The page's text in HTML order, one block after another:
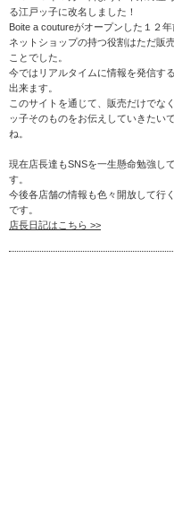
る江戸ッ子に改名しました！
Boite a coutureがオープンした１２年
ネットショップの持つ役割はただ販
ことでした。
今ではリアルタイムに情報を発信す
出来ます。
このサイトを通じて、販売だけでな
ッ子そのものをお伝えしていきたい
ね。
現在店長達もSNSを一生懸命勉強し
す。
今後各店舗の情報も色々開放して行
です。
店長日記はこちら >>